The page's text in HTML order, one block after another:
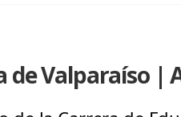
de Valparaíso